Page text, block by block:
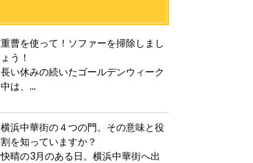
重曹を使って！ソファーを掃除しまし
ょう！
長い休みの続いたゴールデンウィーク
中は、...
横浜中華街の４つの門。その意味と役
割を知っていますか？
快晴の3月のある日。横浜中華街へ出